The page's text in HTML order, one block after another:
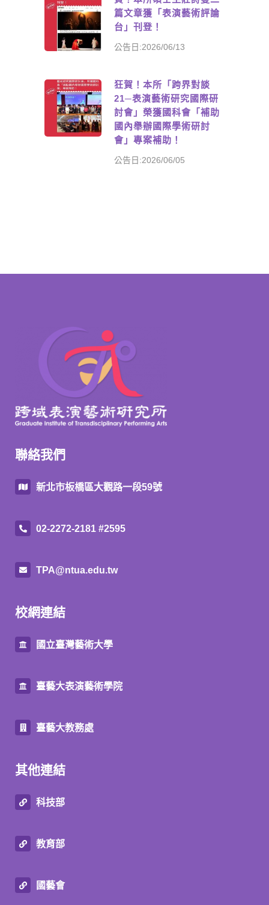
篇文章獲「表演藝術評論
台」刊登！
公告日:2026/06/13
狂賀！本所「跨界對談
21─表演藝術研究國際研
討會」榮獲國科會「補助
國內舉辦國際學術研討
會」專案補助！
公告日:2026/06/05
聯絡我們
新北市板橋區大觀路一段59號
02-2272-2181 #2595
TPA@ntua.edu.tw
校網連結
國立臺灣藝術大學
臺藝大表演藝術學院
臺藝大教務處
其他連結
科技部
教育部
國藝會